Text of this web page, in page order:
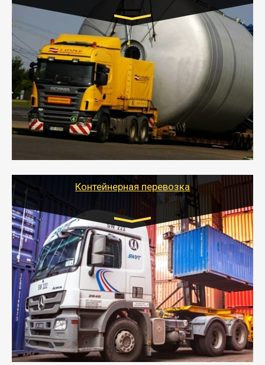
Цена за км. Рассчитывается
индивидуально
- Перевозка техники и негабаритных грузов
осуществляется после получения разрешения на
перевозку (обычно 7-14 дней).
- Тайгер Логистик в короткие сроки поможет вам
качественно и безопасно перевезти негабаритные
грузы по всей России тралом, манипулятором и
другим транспортом и подобрать оптимальный
Контейнерная перевозка
Цена за км. Рассчитывается
индивидуально
- Контейнерные грузоперевозки на специальном
оборудованном транспорте быстро, качественно и
безопасно.
- Наша транспортная компания поможет
организовать доставку в порт и из порта
стандартных контейнеров на контейнеровозе,
шаландах и площадках (открытых кузовах),
используя надежные крепления.